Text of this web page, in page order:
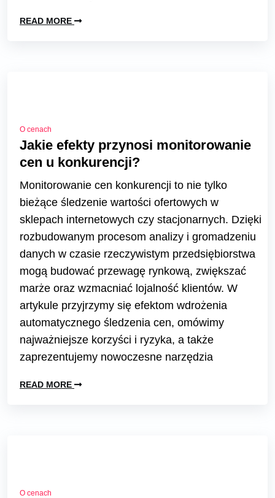
READ MORE
O cenach
Jakie efekty przynosi monitorowanie
cen u konkurencji?
Monitorowanie cen konkurencji to nie tylko
bieżące śledzenie wartości ofertowych w
sklepach internetowych czy stacjonarnych. Dzięki
rozbudowanym procesom analizy i gromadzeniu
danych w czasie rzeczywistym przedsiębiorstwa
mogą budować przewagę rynkową, zwiększać
marże oraz wzmacniać lojalność klientów. W
artykule przyjrzymy się efektom wdrożenia
automatycznego śledzenia cen, omówimy
najważniejsze korzyści i ryzyka, a także
zaprezentujemy nowoczesne narzędzia
READ MORE
O cenach